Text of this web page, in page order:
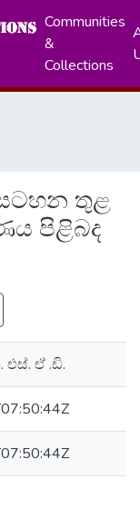
Communities
&
Collections
තුළ
පිළිබද
ඒ .ඩි.